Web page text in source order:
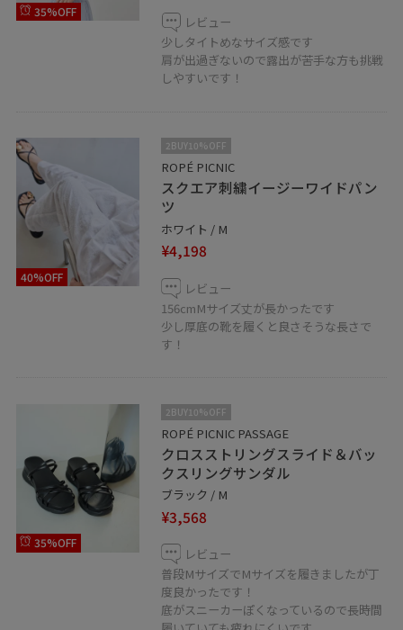
35%OFF
レビュー
少しタイトめなサイズ感です
肩が出過ぎないので露出が苦手な方も挑戦
しやすいです！
40%OFF
2BUY10%OFF
ROPÉ PICNIC
スクエア刺繍イージーワイドパン
ツ
ホワイト / M
¥4,198
レビュー
156cmMサイズ丈が長かったです
少し厚底の靴を履くと良さそうな長さで
す！
35%OFF
2BUY10%OFF
ROPÉ PICNIC PASSAGE
クロスストリングスライド＆バッ
クスリングサンダル
ブラック / M
¥3,568
レビュー
普段MサイズでMサイズを履きましたが丁
度良かったです！
底がスニーカーぽくなっているので長時間